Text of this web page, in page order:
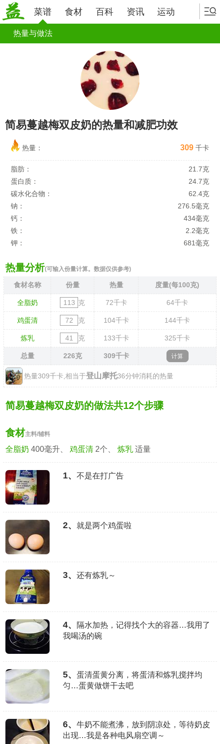
菜谱 食材 百科 资讯 运动
热量与做法
简易蔓越梅双皮奶的热量和减肥功效
热量： 309 千卡
脂肪：
21.7克
蛋白质：
24.7克
碳水化合物：
62.4克
钠：
276.5毫克
钙：
434毫克
铁：
2.2毫克
钾：
681毫克
热量分析(可输入份量计算。数据仅供参考)
食材名称 份量 热量 度量(每100克)
全脂奶 克 72千卡 64千卡
鸡蛋清 克 104千卡 144千卡
炼乳 克 133千卡 325千卡
总量 226克 309千卡
热量309千卡,相当于登山摩托36分钟消耗的热量
简易蔓越梅双皮奶的做法共12个步骤
食材主料/辅料
全脂奶 400毫升、 鸡蛋清 2个、炼乳 适量
1、 不是在打广告
2、 就是两个鸡蛋啦
3、 还有炼乳～
4、
隔水加热，记得找个大的容器…我用了
我喝汤的碗
5、
蛋清蛋黄分离，将蛋清和炼乳搅拌均
匀…蛋黄做饼干去吧
6、
牛奶不能煮沸，放到阴凉处，等待奶皮
出现…我是各种电风扇空调～